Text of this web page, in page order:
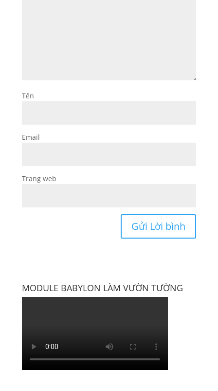
Tên
Email
Trang web
MODULE BABYLON LÀM VƯỜN TƯỜNG